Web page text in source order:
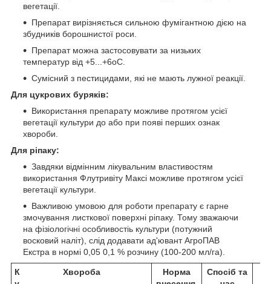
вегетації.
Препарат вирізняється сильною фумігантною дією на
збудників борошнистої роси.
Препарат можна застосовувати за низьких
температур від +5...+6oС.
Сумісний з пестицидами, які не мають лужної реакції.
Для цукрових буряків:
Використання препарату можливе протягом усієї
вегетації культури до або при появі перших ознак
хвороби.
Для ріпаку:
Завдяки відмінним лікувальним властивостям
використання Флутривіту Максі можливе протягом усієї
вегетації культури.
Важливою умовою для роботи препарату є гарне
змочування листкової поверхні ріпаку. Тому зважаючи
на фізіологічні особливостіь культури (потужний
восковий наліт), слід додавати ад'ювант АгроПАВ
Екстра в нормі 0,05 0,1 % розчину (100-200 мл/га).
К
Хвороба
Норма
Спосіб та